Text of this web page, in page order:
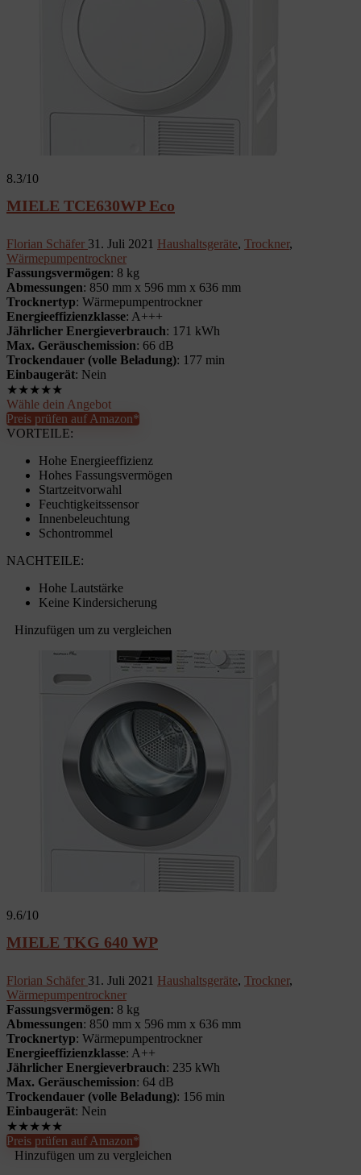
8.3/10
MIELE TCE630WP Eco
Florian Schäfer 31. Juli 2021 Haushaltsgeräte, Trockner,
Wärmepumpentrockner
Fassungsvermögen: 8 kg
Abmessungen: 850 mm x 596 mm x 636 mm
Trocknertyp: Wärmepumpentrockner
Energieeffizienzklasse: A+++
Jährlicher Energieverbrauch: 171 kWh
Max. Geräuschemission: 66 dB
Trockendauer (volle Beladung): 177 min
Einbaugerät: Nein
★★★★★
Wähle dein Angebot
Preis prüfen auf Amazon*
VORTEILE:
Hohe Energieeffizienz
Hohes Fassungsvermögen
Startzeitvorwahl
Feuchtigkeitssensor
Innenbeleuchtung
Schontrommel
NACHTEILE:
Hohe Lautstärke
Keine Kindersicherung
Hinzufügen um zu vergleichen
9.6/10
MIELE TKG 640 WP
Florian Schäfer 31. Juli 2021 Haushaltsgeräte, Trockner,
Wärmepumpentrockner
Fassungsvermögen: 8 kg
Abmessungen: 850 mm x 596 mm x 636 mm
Trocknertyp: Wärmepumpentrockner
Energieeffizienzklasse: A++
Jährlicher Energieverbrauch: 235 kWh
Max. Geräuschemission: 64 dB
Trockendauer (volle Beladung): 156 min
Einbaugerät: Nein
★★★★★
Preis prüfen auf Amazon*
Hinzufügen um zu vergleichen